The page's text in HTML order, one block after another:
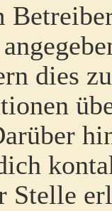
dies
Stelle